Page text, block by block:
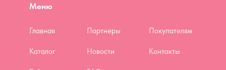
Меню
Главная
Каталог
Партнеры
Новости Контакты
Покупателям